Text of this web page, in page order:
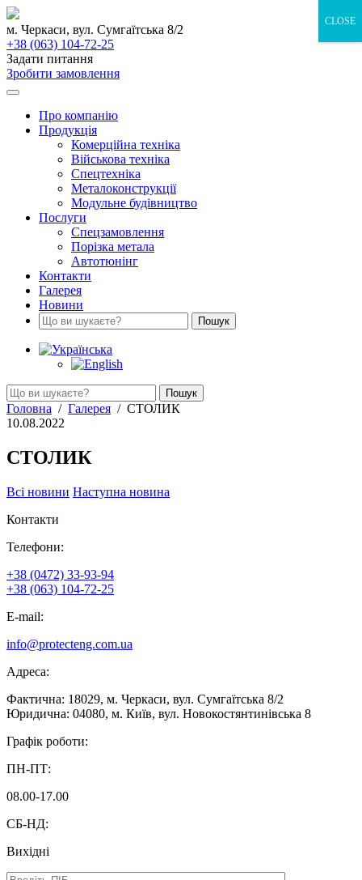
Skip
to
content
м. Черкаси, вул. Сумгаїтська 8/2
+38 (063) 104-72-25
Задати питання
Зробити замовлення
Про компанію
Продукція
Комерційна техніка
Військова техніка
Спецтехніка
Металоконструкції
Модульне будівництво
Послуги
Спецзамовлення
Порізка метала
Автотюнінг
Контакти
Галерея
Новини
Головна / Галерея / СТОЛИК
10.08.2022
СТОЛИК
Всі новини Hаступна новина
Контакти
Телефони:
+38 (0472) 33-93-94
+38 (063) 104-72-25
E-mail:
info@protecteng.com.ua
Адреса:
Фактична: 18029, м. Черкаси, вул. Сумгаїтська 8/2
Юридична: 04080, м. Київ, вул. Новокостянтинівська 8
Графік роботи:
ПН-ПТ:
08.00-17.00
СБ-НД:
Вихідні
CLOSE